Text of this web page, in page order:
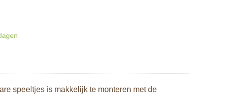
speeltjes is makkelijk te monteren met de